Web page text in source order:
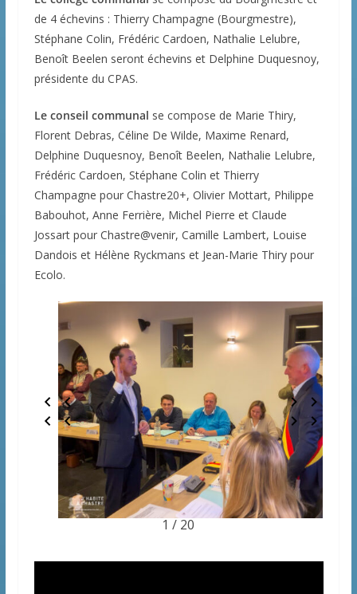
de 4 échevins : Thierry Champagne (Bourgmestre),
Stéphane Colin, Frédéric Cardoen, Nathalie Lelubre,
Benoît Beelen seront échevins et Delphine Duquesnoy,
présidente du CPAS.
Le conseil communal se compose de Marie Thiry,
Florent Debras, Céline De Wilde, Maxime Renard,
Delphine Duquesnoy, Benoît Beelen, Nathalie Lelubre,
Frédéric Cardoen, Stéphane Colin et Thierry
Champagne pour Chastre20+, Olivier Mottart, Philippe
Babouhot, Anne Ferrière, Michel Pierre et Claude
Jossart pour Chastre@venir, Camille Lambert, Louise
Dandois et Hélène Ryckmans et Jean-Marie Thiry pour
Ecolo.
1 / 20